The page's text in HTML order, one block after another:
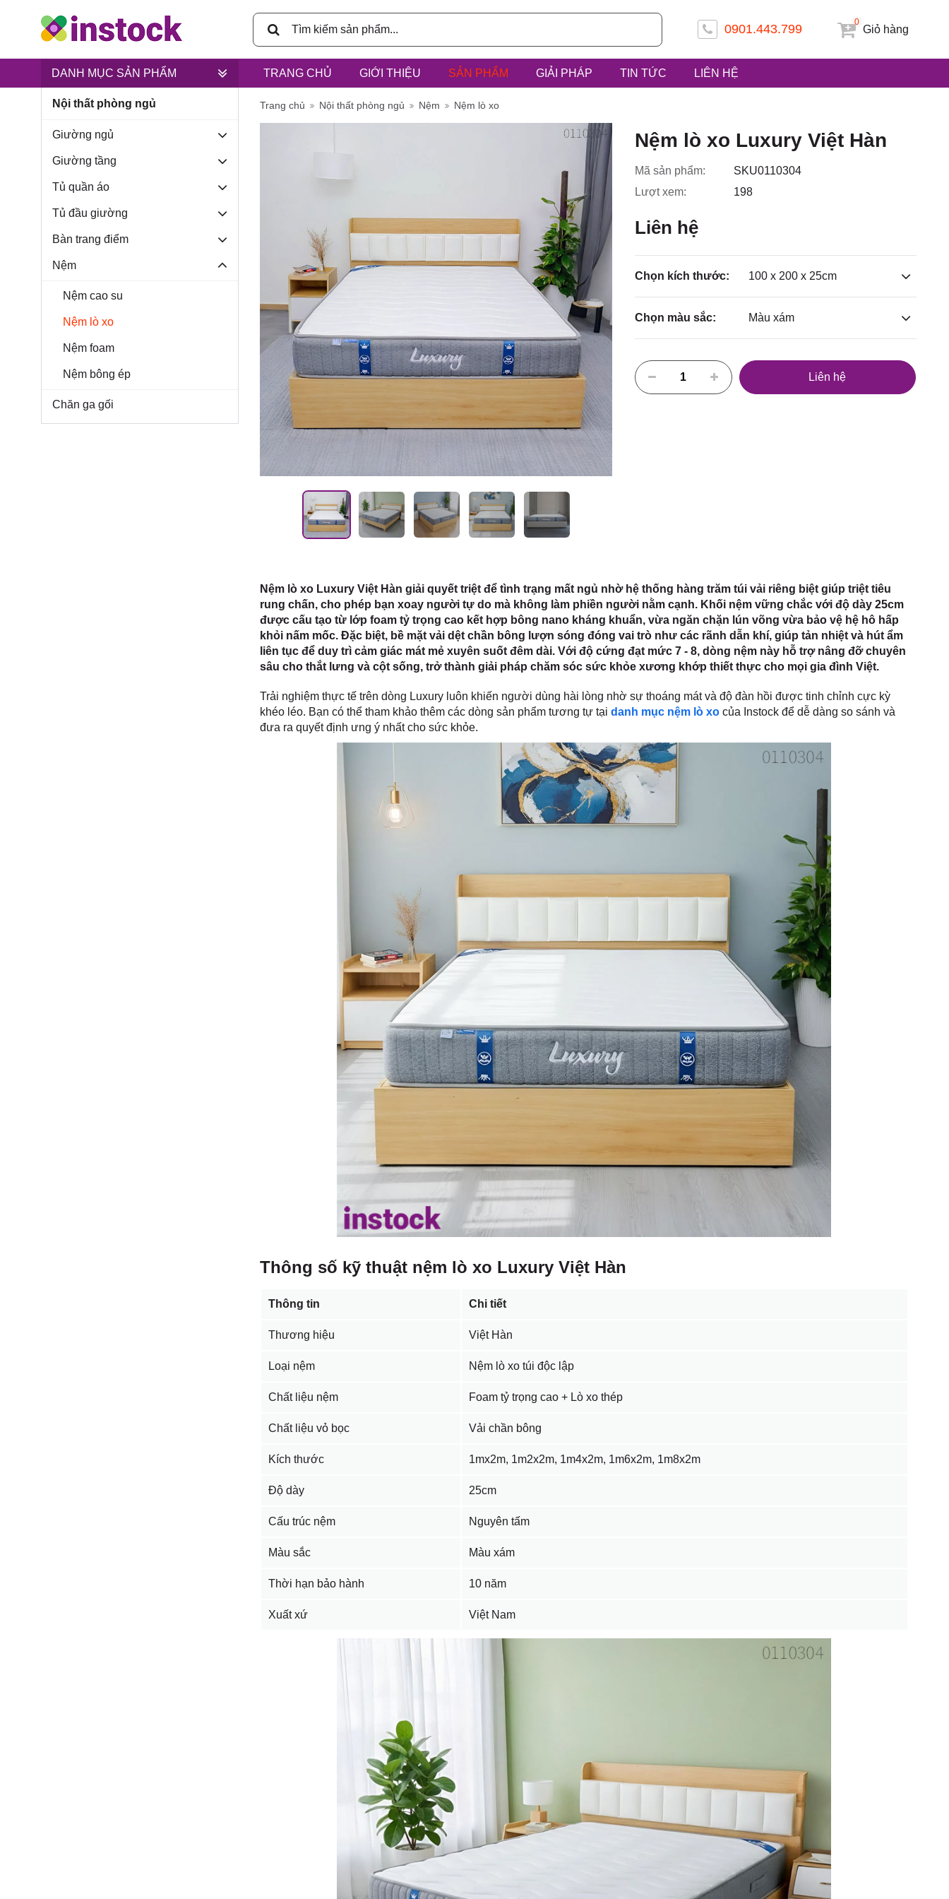
0901.443.799 Giỏ hàng
0
DANH MỤC SẢN PHẨM TRANG CHỦ GIỚI THIỆU SẢN PHẨM GIẢI PHÁP TIN TỨC LIÊN HỆ
Trụ sở chính: 3/6D, ấp Tiền
Lân, xã Bà Điểm, huyện Hóc
Môn, TP. HCM
Nội thất phòng ngủ
Giường ngủ
Giường tầng
Tủ quần áo
Tủ đầu giường
Bàn trang điểm
Nệm
Nệm cao su
Nệm lò xo
Nệm foam
Nệm bông ép
Chăn ga gối
Trang chủ Nội thất phòng ngủ Nệm Nệm lò xo
Nệm lò xo Luxury Việt Hàn
Mã sản phẩm:
SKU0110304
Lượt xem:
198
Liên hệ
Chọn kích thước: 100 x 200 x 25cm
Chọn màu sắc: Màu xám
Liên hệ
Nệm lò xo Luxury Việt Hàn giải quyết triệt để tình trạng mất ngủ nhờ hệ thống hàng trăm túi vải riêng biệt giúp triệt tiêu
rung chấn, cho phép bạn xoay người tự do mà không làm phiền người nằm cạnh. Khối nệm vững chắc với độ dày 25cm
được cấu tạo từ lớp foam tỷ trọng cao kết hợp bông nano kháng khuẩn, vừa ngăn chặn lún võng vừa bảo vệ hệ hô hấp
khỏi nấm mốc. Đặc biệt, bề mặt vải dệt chần bông lượn sóng đóng vai trò như các rãnh dẫn khí, giúp tản nhiệt và hút ẩm
liên tục để duy trì cảm giác mát mẻ xuyên suốt đêm dài. Với độ cứng đạt mức 7 - 8, dòng nệm này hỗ trợ nâng đỡ chuyên
sâu cho thắt lưng và cột sống, trở thành giải pháp chăm sóc sức khỏe xương khớp thiết thực cho mọi gia đình Việt.
Trải nghiệm thực tế trên dòng Luxury luôn khiến người dùng hài lòng nhờ sự thoáng mát và độ đàn hồi được tinh chỉnh cực kỳ
khéo léo. Bạn có thể tham khảo thêm các dòng sản phẩm tương tự tại danh mục nệm lò xocủa Instock để dễ dàng so sánh và
đưa ra quyết định ưng ý nhất cho sức khỏe.
Thông số kỹ thuật nệm lò xo Luxury Việt Hàn
Thông tin Chi tiết
Thương hiệu Việt Hàn
Loại nệm Nệm lò xo túi độc lập
Chất liệu nệm Foam tỷ trọng cao + Lò xo thép
Chất liệu vỏ bọc Vải chần bông
Kích thước 1mx2m, 1m2x2m, 1m4x2m, 1m6x2m, 1m8x2m
Độ dày 25cm
Cấu trúc nệm Nguyên tấm
Màu sắc Màu xám
Thời hạn bảo hành 10 năm
Xuất xứ Việt Nam